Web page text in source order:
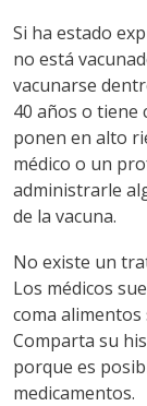
Si ha estado
no está
vacunarse
40 años o tiene
ponen en alto
médico o un
administrarle
de la vacuna.
No existe un
Los médicos
coma alimentos
Comparta su
porque es
medicamentos.